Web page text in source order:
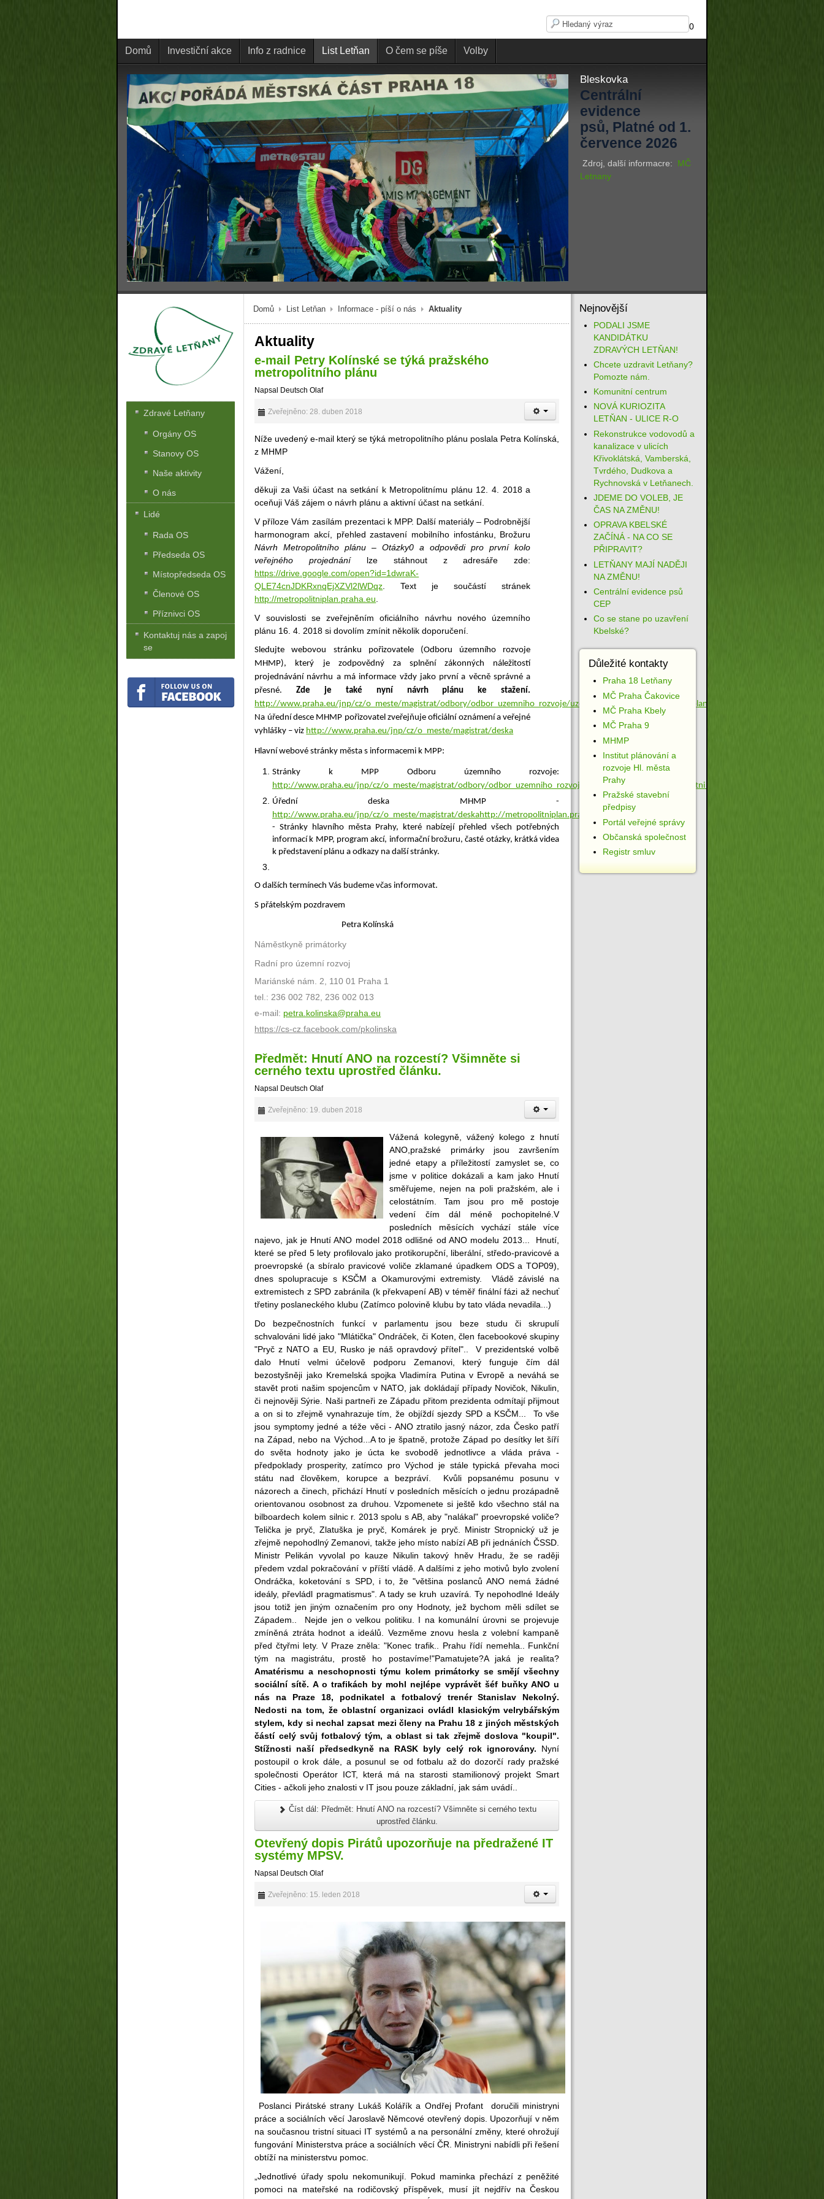
0
Domů Investiční akce Info z radnice List Letňan O čem se píše Volby
Bleskovka
Centrální
evidence
psů, Platné od 1.
července 2026
Zdroj, další informacre: MČ
Letnany
Domů List Letňan Informace - píší o nás Aktuality
Aktuality
e-mail Petry Kolínské se týká pražského
metropolitního plánu
Napsal Deutsch Olaf
Zveřejněno: 28. duben 2018
Níže uvedený e-mail který se týká metropolitního plánu poslala Petra Kolínská,
z MHMP
Vážení,
děkuji za Vaši účast na setkání k Metropolitnímu plánu 12. 4. 2018a
oceňuji Váš zájem o návrh plánu a aktivní účast na setkání.
V příloze Vám zasílám prezentaci k MPP. Další materiály – Podrobnější
harmonogram akcí, přehled zastavení mobilního infostánku, Brožuru
Návrh Metropolitního plánu – Otázky0 a odpovědi pro první kolo
veřejného projednánílze stáhnout z adresáře zde:
https://drive.google.com/open?id=1dwraK-
QLE74cnJDKRxnqEjXZVl2lWDqz. Text je součástí stránek
http://metropolitniplan.praha.eu.
V souvislosti se zveřejněním oficiálního návrhu nového územního
plánu 16. 4. 2018 si dovolím zmínit několik doporučení.
Sledujte webovou stránku pořizovatele(Odboru územního rozvoje
MHMP), který je zodpovědný za splnění zákonných náležitostí
projednávání návrhu a má informace vždy jako první a věcně správné a
přesné.Zde je také nyní návrh plánu ke stažení.
http://www.praha.eu/jnp/cz/o_meste/magistrat/odbory/odbor_uzemniho_rozvoje/uzemni_planovani/metropolitni_plan
Na úřední desce MHMP pořizovatel zveřejňuje oficiální oznámení a veřejné
vyhlášky – viz http://www.praha.eu/jnp/cz/o_meste/magistrat/deska
Hlavní webové stránky města s informacemi k MPP:
Stránky k MPP Odboru územního rozvoje:
http://www.praha.eu/jnp/cz/o_meste/magistrat/odbory/odbor_uzemniho_rozvoje/uzemni_planovani/metropolitni_plan
Úřední deska MHMP -
http://www.praha.eu/jnp/cz/o_meste/magistrat/deskahttp://metropolitniplan.praha.eu
- Stránky hlavního města Prahy, které nabízejí přehled všech potřebných
informací k MPP, program akcí, informační brožuru, časté otázky, krátká videa
k představení plánu a odkazy na další stránky.
O dalších termínech Vás budeme včas informovat.
S přátelským pozdravem
Petra Kolínská
Náměstkyně primátorky
Radní pro územní rozvoj
Mariánské nám. 2, 110 01 Praha 1
tel.: 236 002 782, 236 002 013
e-mail: petra.kolinska@praha.eu
https://cs-cz.facebook.com/pkolinska
Předmět: Hnutí ANO na rozcestí? Všimněte si
cerného textu uprostřed článku.
Napsal Deutsch Olaf
Zveřejněno: 19. duben 2018
Vážená kolegyně, vážený kolego z hnutí
ANO,pražské primárky jsou završením
jedné etapy a příležitostí zamyslet se, co
jsme v politice dokázali a kam jako Hnutí
směřujeme, nejen na poli pražském, ale i
celostátním. Tam jsou pro mě postoje
vedení čím dál méně pochopitelné.V
posledních měsících vychází stále více
najevo, jak je Hnutí ANO model 2018 odlišné od ANO modelu 2013... Hnutí,
které se před 5 lety profilovalo jako protikorupční, liberální, středo-pravicové a
proevropské (a sbíralo pravicové voliče zklamané úpadkem ODS a TOP09),
dnes spolupracuje s KSČM a Okamurovými extremisty. Vládě závislé na
extremistech z SPD zabránila (k překvapení AB) v téměř finální fázi až nechuť
třetiny poslaneckého klubu (Zatímco polovině klubu by tato vláda nevadila...)
Do bezpečnostních funkcí v parlamentu jsou beze studu či skrupulí
schvalováni lidé jako "Mlátička" Ondráček, či Koten, člen facebookové skupiny
"Pryč z NATO a EU, Rusko je náš opravdový přítel".. V prezidentské volbě
dalo Hnutí velmi účelově podporu Zemanovi, který funguje čím dál
bezostyšněji jako Kremelská spojka Vladimíra Putina v Evropě a neváhá se
stavět proti našim spojencům v NATO, jak dokládají případy Novičok, Nikulin,
či nejnověji Sýrie. Naši partneři ze Západu přitom prezidenta odmítají přijmout
a on si to zřejmě vynahrazuje tím, že objíždí sjezdy SPD a KSČM... To vše
jsou symptomy jedné a téže věci - ANO ztratilo jasný názor, zda Česko patří
na Západ, nebo na Východ...A to je špatně, protože Západ po desítky let šíří
do světa hodnoty jako je úcta ke svobodě jednotlivce a vláda práva -
předpoklady prosperity, zatímco pro Východ je stále typická převaha moci
státu nad člověkem, korupce a bezpráví. Kvůli popsanému posunu v
názorech a činech, přichází Hnutí v posledních měsících o jednu prozápadně
orientovanou osobnost za druhou. Vzpomenete si ještě kdo všechno stál na
bilboardech kolem silnic r. 2013 spolu s AB, aby "nalákal" proevropské voliče?
Telička je pryč, Zlatuška je pryč, Komárek je pryč. Ministr Stropnický už je
zřejmě nepohodlný Zemanovi, takže jeho místo nabízí AB při jednáních ČSSD.
Ministr Pelikán vyvolal po kauze Nikulin takový hněv Hradu, že se raději
předem vzdal pokračování v příští vládě. A dalšími z jeho motivů bylo zvolení
Ondráčka, koketování s SPD, i to, že "většina poslanců ANO nemá žádné
ideály, převládl pragmatismus". A tady se kruh uzavírá. Ty nepohodlné Ideály
jsou totiž jen jiným označením pro ony Hodnoty, jež bychom měli sdílet se
Západem.. Nejde jen o velkou politiku. I na komunální úrovni se projevuje
zmíněná ztráta hodnot a ideálů. Vezměme znovu hesla z volební kampaně
před čtyřmi lety. V Praze zněla: "Konec trafik.. Prahu řídí nemehla.. Funkční
tým na magistrátu, prostě ho postavíme!"Pamatujete?A jaká je realita?
Amatérismu a neschopnosti týmu kolem primátorky se smějí všechny
sociální sítě. A o trafikách by mohl nejlépe vyprávět šéf buňky ANO u
nás na Praze 18, podnikatel a fotbalový trenér Stanislav Nekolný.
Nedosti na tom, že oblastní organizaci ovládl klasickým velrybářským
stylem, kdy si nechal zapsat mezi členy na Prahu 18 z jiných městských
částí celý svůj fotbalový tým, a oblast si tak zřejmě doslova "koupil".
Stížnosti naší předsedkyně na RASK byly celý rok ignorovány. Nyní
postoupil o krok dále, a posunul se od fotbalu až do dozorčí rady pražské
společnosti Operátor ICT, která má na starosti stamilionový projekt Smart
Cities - ačkoli jeho znalosti v IT jsou pouze základní, jak sám uvádí..
Číst dál: Předmět: Hnutí ANO na rozcestí? Všimněte si cerného textu
uprostřed článku.
Otevřený dopis Pirátů upozorňuje na předražené IT
systémy MPSV.
Napsal Deutsch Olaf
Zveřejněno: 15. leden 2018
Poslanci Pirátské strany Lukáš Kolářík a Ondřej Profant doručili ministryni
práce a sociálních věcí Jaroslavě Němcové otevřený dopis. Upozorňují v něm
na současnou tristní situaci IT systémů a na personální změny, které ohrožují
fungování Ministerstva práce a sociálních věcí ČR. Ministryni nabídli při řešení
obtíží na ministerstvu pomoc.
„Jednotlivé úřady spolu nekomunikují. Pokud maminka přechází z peněžité
pomoci na mateřské na rodičovský příspěvek, musí jít nejdřív na Českou
Zdravé Letňany
Orgány OS
Stanovy OS
Naše aktivity
O nás
Lidé
Rada OS
Předseda OS
Místopředseda OS
Členové OS
Příznivci OS
Kontaktuj nás a zapoj
se
Nejnovější
PODALI JSME
KANDIDÁTKU
ZDRAVÝCH LETŇAN!
Chcete uzdravit Letňany?
Pomozte nám.
Komunitní centrum
NOVÁ KURIOZITA
LETŇAN - ULICE R-O
Rekonstrukce vodovodů a
kanalizace v ulicích
Křivoklátská, Vamberská,
Tvrdého, Dudkova a
Rychnovská v Letňanech.
JDEME DO VOLEB, JE
ČAS NA ZMĚNU!
OPRAVA KBELSKÉ
ZAČÍNÁ - NA CO SE
PŘIPRAVIT?
LETŇANY MAJÍ NADĚJI
NA ZMĚNU!
Centrální evidence psů
CEP
Co se stane po uzavření
Kbelské?
Důležité kontakty
Praha 18 Letňany
MČ Praha Čakovice
MČ Praha Kbely
MČ Praha 9
MHMP
Institut plánování a
rozvoje Hl. města
Prahy
Pražské stavební
předpisy
Portál veřejné správy
Občanská společnost
Registr smluv